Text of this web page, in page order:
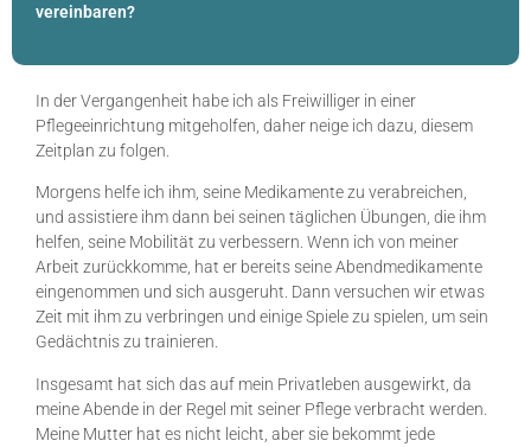
vereinbaren?
In der Vergangenheit habe ich als Freiwilliger in einer
Pflegeeinrichtung mitgeholfen, daher neige ich dazu, diesem
Zeitplan zu folgen.
Morgens helfe ich ihm, seine Medikamente zu verabreichen,
und assistiere ihm dann bei seinen täglichen Übungen, die ihm
helfen, seine Mobilität zu verbessern. Wenn ich von meiner
Arbeit zurückkomme, hat er bereits seine Abendmedikamente
eingenommen und sich ausgeruht. Dann versuchen wir etwas
Zeit mit ihm zu verbringen und einige Spiele zu spielen, um sein
Gedächtnis zu trainieren.
Insgesamt hat sich das auf mein Privatleben ausgewirkt, da
meine Abende in der Regel mit seiner Pflege verbracht werden.
Meine Mutter hat es nicht leicht, aber sie bekommt jede